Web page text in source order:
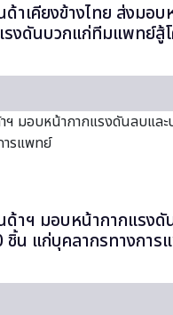
าเคียงข้างไทย ส่งมอบ
งดันบวกแก่ทีมแพทย์สู้
าฯ มอบหน้ากากแรงดั
ชิ้น แก่บุคลากรทางการ